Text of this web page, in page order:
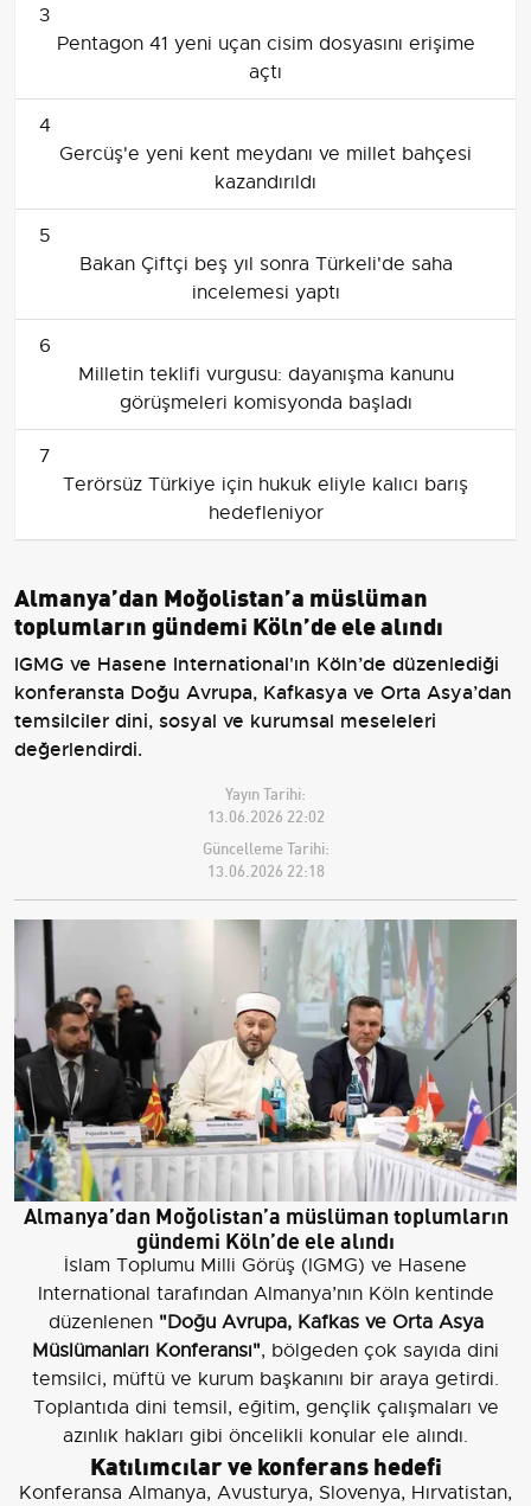
3
Pentagon 41 yeni uçan cisim dosyasını erişime
açtı
4
Gercüş'e yeni kent meydanı ve millet bahçesi
kazandırıldı
5
Bakan Çiftçi beş yıl sonra Türkeli'de saha
incelemesi yaptı
6
Milletin teklifi vurgusu: dayanışma kanunu
görüşmeleri komisyonda başladı
7
Terörsüz Türkiye için hukuk eliyle kalıcı barış
hedefleniyor
Almanya’dan Moğolistan’a müslüman
toplumların gündemi Köln’de ele alındı
IGMG ve Hasene International'ın Köln’de düzenlediği
konferansta Doğu Avrupa, Kafkasya ve Orta Asya’dan
temsilciler dini, sosyal ve kurumsal meseleleri
değerlendirdi.
Yayın Tarihi:
13.06.2026 22:02
Güncelleme Tarihi:
13.06.2026 22:18
Almanya’dan Moğolistan’a müslüman toplumların
gündemi Köln’de ele alındı
İslam Toplumu Milli Görüş (IGMG) ve Hasene
International tarafından Almanya’nın Köln kentinde
düzenlenen "Doğu Avrupa, Kafkas ve Orta Asya
Müslümanları Konferansı", bölgeden çok sayıda dini
temsilci, müftü ve kurum başkanını bir araya getirdi.
Toplantıda dini temsil, eğitim, gençlik çalışmaları ve
azınlık hakları gibi öncelikli konular ele alındı.
Katılımcılar ve konferans hedefi
Konferansa Almanya, Avusturya, Slovenya, Hırvatistan,